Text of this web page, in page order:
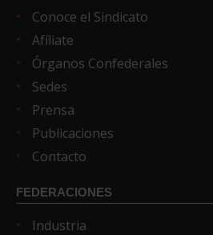
Conoce el Sindicato
Afíliate
Órganos Confederales
Sedes
Prensa
Publicaciones
Contacto
FEDERACIONES
Industria